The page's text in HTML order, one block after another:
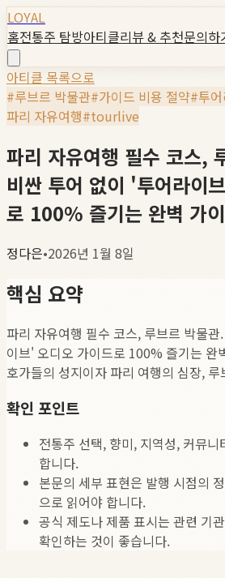
LOYAL
홈전통주 탐방아티클리뷰 & 추천문의하
아티클 목록으로
#루브르 박물관#가이드 비용 절약#투
파리 자유여행#tourlive
파리 자유여행 필수 코스,
비싼 투어 없이 '투어라이
로 100% 즐기는 완벽 가
정다은•2026년 1월 8일
핵심 요약
파리 자유여행 필수 코스, 루브르 박물
이브' 오디오 가이드로 100% 즐기는 완
호가들의 성지이자 파리 여행의 심장,
확인 포인트
전통주 선택, 향미, 지역성, 커뮤
합니다.
본문의 세부 표현은 발행 시점의
으로 읽어야 합니다.
공식 제도나 제품 표시는 관련 기
확인하는 것이 좋습니다.